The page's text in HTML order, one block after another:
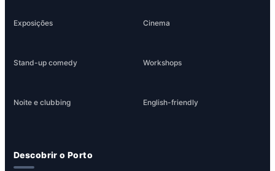
Exposições Cinema
Stand-up comedy Workshops
Noite e clubbing English-friendly
Descobrir o Porto